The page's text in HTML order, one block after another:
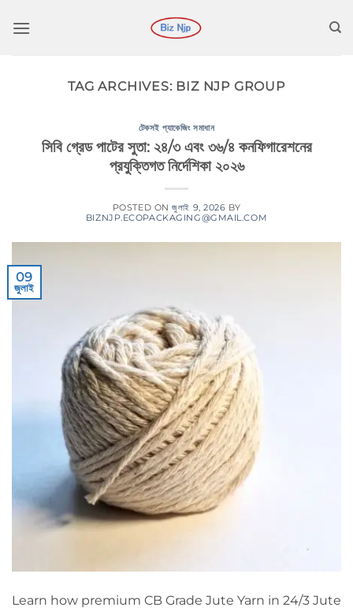
চলে
TAG ARCHIVES: BIZ NJP GROUP
টেকসই প্যাকেজিং সমাধান
সিবি গ্রেড পাটের সুতা: ২৪/৩ এবং ৩৬/৪ কনফিগারেশনের
প্রযুক্তিগত নির্দেশিকা ২০২৬
POSTED ONজুলাই 9, 2026 BY
BIZNJP.ECOPACKAGING@GMAIL.COM
09
জুলাই
Learn how premium CB Grade Jute Yarn in 24/3 Jute